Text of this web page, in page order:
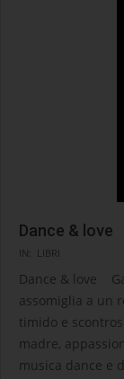
Dance & love
2026-
06-
14
IN: LIBRI
Dance & love
assomiglia a un
timido e
madre,
musica dance e